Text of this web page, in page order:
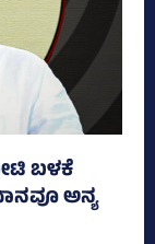
ಬಳಕೆ
ಅನ್ಯ